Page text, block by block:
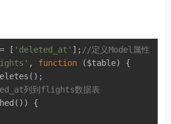
[ 'deleted_at' ]; //定义Model属性
, function ($table)
{
列到flights数据表
{